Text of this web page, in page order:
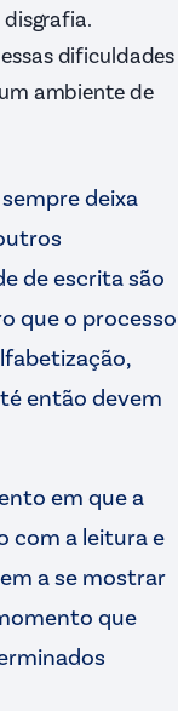
dificuldades
ambiente de
deixa
de escrita são
que o processo
então devem
em que a
com a leitura e
a se mostrar
que